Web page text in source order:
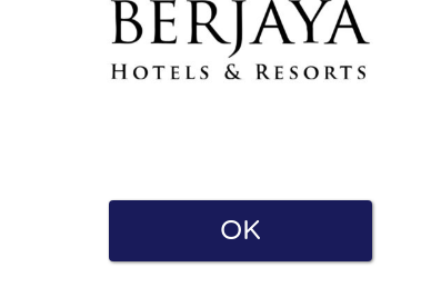
prywatności. Oświadczam również, że mam
dla firm, jak i użytkowników. Dlatego niektóre strony
OK